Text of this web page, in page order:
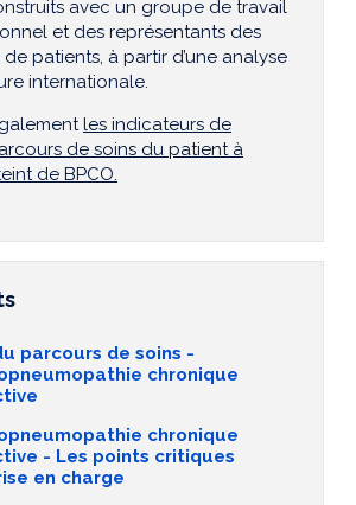
avec un groupe de travail
et des représentants des
patients, à partir d’une analyse
internationale.
les indicateurs de
de soins du patient à
de BPCO.
parcours de soins -
chronique
chronique
- Les points critiques
en charge